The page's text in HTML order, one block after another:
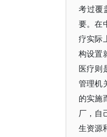
考过覆
要。在
疗实际
构设置
医疗则
管理机
的实施
厂，自
生资源